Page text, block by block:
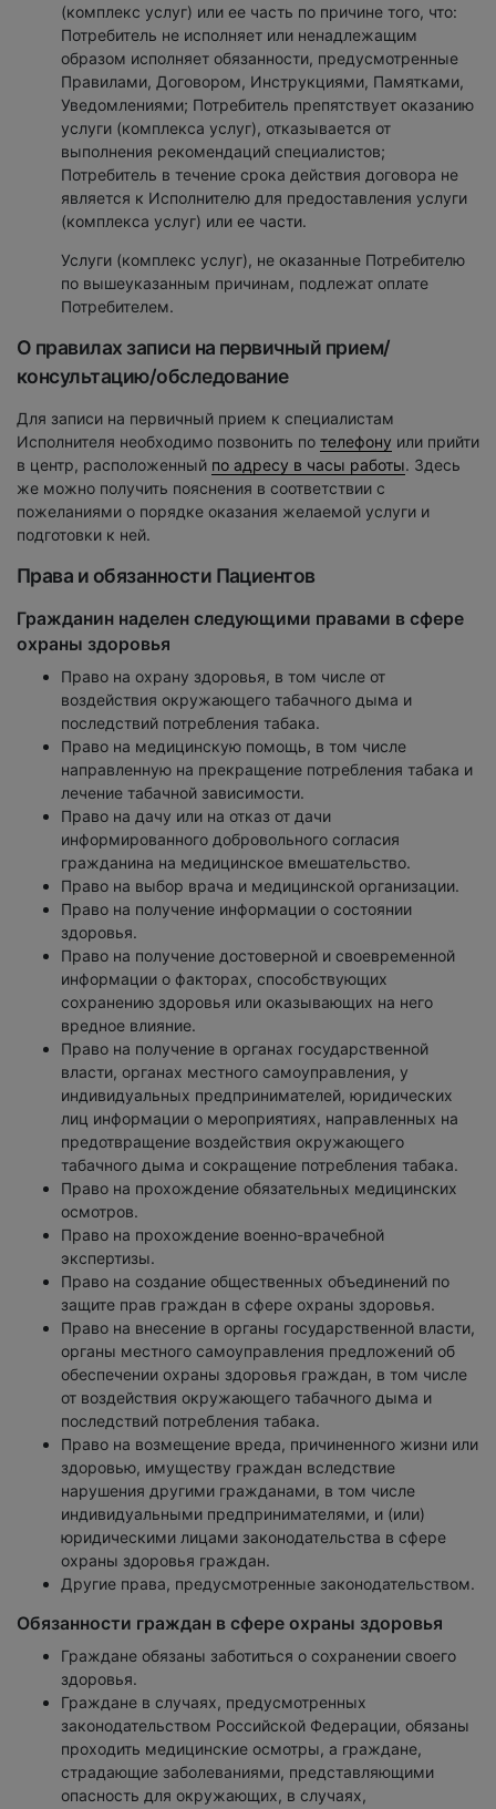
(комплекс услуг) или ее часть по причине того, что:
Потребитель не исполняет или ненадлежащим
образом исполняет обязанности, предусмотренные
Правилами, Договором, Инструкциями, Памятками,
Уведомлениями; Потребитель препятствует оказанию
услуги (комплекса услуг), отказывается от
выполнения рекомендаций специалистов;
Потребитель в течение срока действия договора не
является к Исполнителю для предоставления услуги
(комплекса услуг) или ее части.
Услуги (комплекс услуг), не оказанные Потребителю
по вышеуказанным причинам, подлежат оплате
Потребителем.
О правилах записи на первичный прием/
консультацию/обследование
Для записи на первичный прием к специалистам
Исполнителя необходимо позвонить по телефону или прийти
в центр, расположенный по адресу в часы работы. Здесь
же можно получить пояснения в соответствии с
пожеланиями о порядке оказания желаемой услуги и
подготовки к ней.
Права и обязанности Пациентов
Гражданин наделен следующими правами в сфере
охраны здоровья
Право на охрану здоровья, в том числе от
воздействия окружающего табачного дыма и
последствий потребления табака.
Право на медицинскую помощь, в том числе
направленную на прекращение потребления табака и
лечение табачной зависимости.
Право на дачу или на отказ от дачи
информированного добровольного согласия
гражданина на медицинское вмешательство.
Право на выбор врача и медицинской организации.
Право на получение информации о состоянии
здоровья.
Право на получение достоверной и своевременной
информации о факторах, способствующих
сохранению здоровья или оказывающих на него
вредное влияние.
Право на получение в органах государственной
власти, органах местного самоуправления, у
индивидуальных предпринимателей, юридических
лиц информации о мероприятиях, направленных на
предотвращение воздействия окружающего
табачного дыма и сокращение потребления табака.
Право на прохождение обязательных медицинских
осмотров.
Право на прохождение военно-врачебной
экспертизы.
Право на создание общественных объединений по
защите прав граждан в сфере охраны здоровья.
Право на внесение в органы государственной власти,
органы местного самоуправления предложений об
обеспечении охраны здоровья граждан, в том числе
от воздействия окружающего табачного дыма и
последствий потребления табака.
Право на возмещение вреда, причиненного жизни или
здоровью, имуществу граждан вследствие
нарушения другими гражданами, в том числе
индивидуальными предпринимателями, и (или)
юридическими лицами законодательства в сфере
охраны здоровья граждан.
Другие права, предусмотренные законодательством.
Обязанности граждан в сфере охраны здоровья
Граждане обязаны заботиться о сохранении своего
здоровья.
Граждане в случаях, предусмотренных
законодательством Российской Федерации, обязаны
проходить медицинские осмотры, а граждане,
страдающие заболеваниями, представляющими
опасность для окружающих, в случаях,